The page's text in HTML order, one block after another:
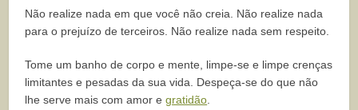
Não realize nada em que você não creia. Não realize nada
para o prejuízo de terceiros. Não realize nada sem respeito.
Tome um banho de corpo e mente, limpe-se e limpe crenças
limitantes e pesadas da sua vida. Despeça-se do que não
lhe serve mais com amor egratidão